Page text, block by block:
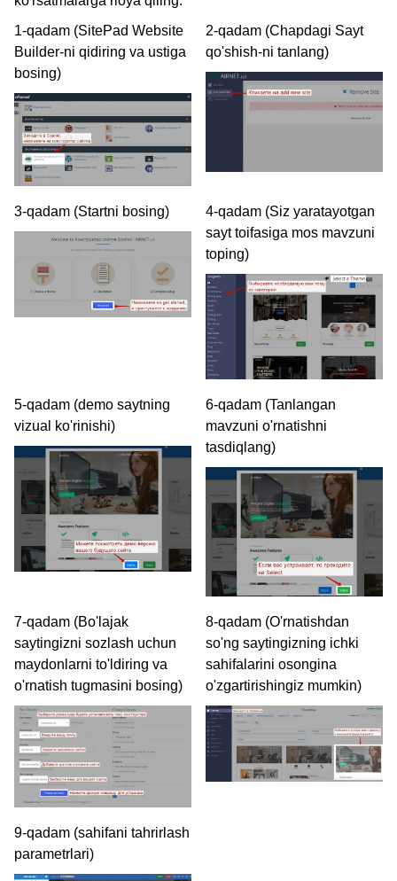
1-qadam (SitePad Website
Builder-ni qidiring va ustiga
bosing)
2-qadam (Chapdagi Sayt
qo'shish-ni tanlang)
3-qadam (Startni bosing)
4-qadam (Siz yaratayotgan
sayt toifasiga mos mavzuni
toping)
5-qadam (demo saytning
vizual ko'rinishi)
6-qadam (Tanlangan
mavzuni o'rnatishni
tasdiqlang)
7-qadam (Bo'lajak
saytingizni sozlash uchun
maydonlarni to'ldiring va
o'rnatish tugmasini bosing)
8-qadam (O'rnatishdan
so'ng saytingizning ichki
sahifalarini osongina
o'zgartirishingiz mumkin)
9-qadam (sahifani tahrirlash
parametrlari)